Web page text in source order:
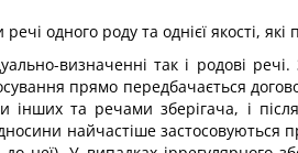
одного роду та однієї якості, які
визначенні так і родові
прямо передбачається
та речами зберігача, і
найчастіше